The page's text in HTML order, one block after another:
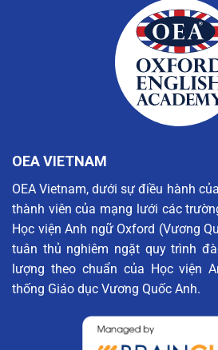
OEA VIETNAM
OEA Vietnam, dưới sự điều hành
thành viên của mạng lưới các
Học viện Anh ngữ Oxford (Vương
tuân thủ nghiêm ngặt quy trình
lượng theo chuẩn của Học viện
thống Giáo dục Vương Quốc Anh.